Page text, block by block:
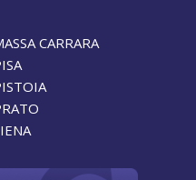
CARRARA